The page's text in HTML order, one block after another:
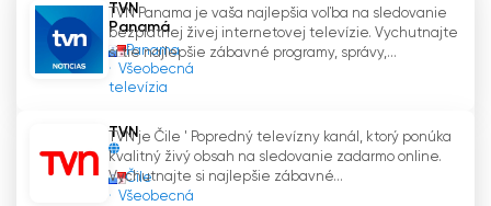
TVN
Panamá
Panama
Všeobecná
televízia
TVN Panama je vaša najlepšia voľba na sledovanie
bezplatnej živej internetovej televízie. Vychutnajte
si tie najlepšie zábavné programy, správy,...
TVN
Čile
Všeobecná
TVN je Čile ' Popredný televízny kanál, ktorý ponúka
kvalitný živý obsah na sledovanie zadarmo online.
Vychutnajte si najlepšie zábavné...